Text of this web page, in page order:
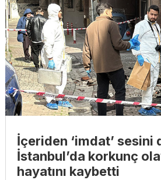
İçeriden ‘imdat’ sesini
İstanbul’da korkunç
hayatını kaybetti